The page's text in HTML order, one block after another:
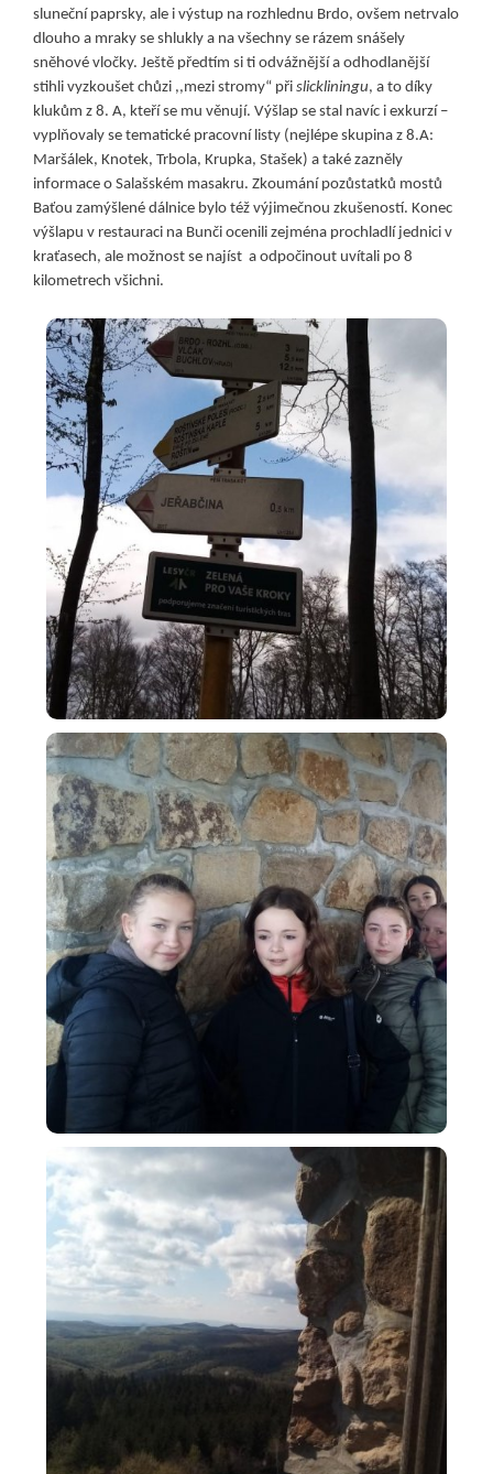
sluneční paprsky, ale i výstup na rozhlednu Brdo, ovšem netrvalo
dlouho a mraky se shlukly a na všechny se rázem snášely
sněhové vločky. Ještě předtím si ti odvážnější a odhodlanější
stihli vyzkoušet chůzi ,,mezi stromy“ při slickliningu, a to díky
klukům z 8. A, kteří se mu věnují. Výšlap se stal navíc i exkurzí –
vyplňovaly se tematické pracovní listy (nejlépe skupina z 8.A:
Maršálek, Knotek, Trbola, Krupka, Stašek) a také zazněly
informace o Salašském masakru. Zkoumání pozůstatků mostů
Baťou zamýšlené dálnice bylo též výjimečnou zkušeností. Konec
výšlapu v restauraci na Bunči ocenili zejména prochladlí jednici v
kraťasech, ale možnost se najíst a odpočinout uvítali po 8
kilometrech všichni.